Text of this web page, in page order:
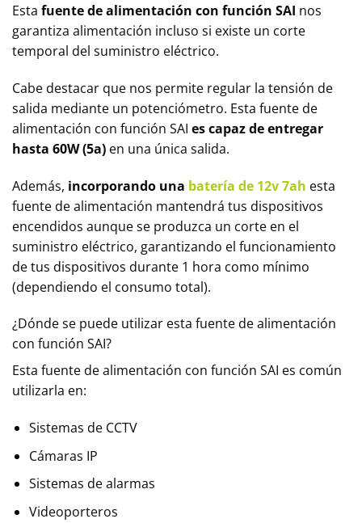
Esta fuente de alimentación con función SAI nos
garantiza alimentación incluso si existe un corte
temporal del suministro eléctrico.
Cabe destacar que nos permite regular la tensión de
salida mediante un potenciómetro. Esta fuente de
alimentación con función SAI es capaz de entregar
hasta 60W (5a) en una única salida.
Además, incorporando una batería de 12v 7ah esta
fuente de alimentación mantendrá tus dispositivos
encendidos aunque se produzca un corte en el
suministro eléctrico, garantizando el funcionamiento
de tus dispositivos durante 1 hora como mínimo
(dependiendo el consumo total).
¿Dónde se puede utilizar esta fuente de alimentación
con función SAI?
Esta fuente de alimentación con función SAI es común
utilizarla en:
Sistemas de CCTV
Cámaras IP
Sistemas de alarmas
Videoporteros